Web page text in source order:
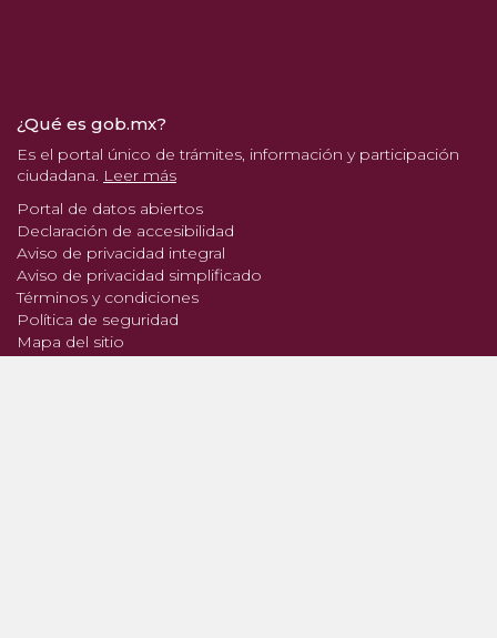
¿Qué es gob.mx?
Es el portal único de trámites, información y participación
ciudadana. Leer más
Portal de datos abiertos
Declaración de accesibilidad
Aviso de privacidad integral
Aviso de privacidad simplificado
Términos y condiciones
Política de seguridad
Mapa del sitio